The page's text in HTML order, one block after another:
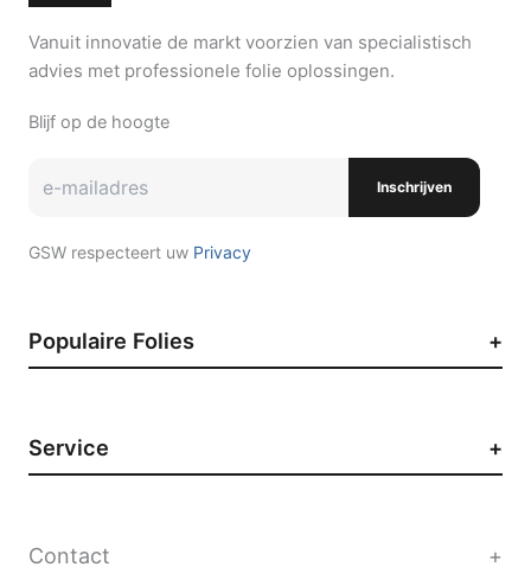
Vanuit innovatie de markt voorzien van specialistisch
advies met professionele folie oplossingen.
Blijf op de hoogte
Inschrijven
GSW respecteert uw Privacy
Populaire Folies
Paint Protection Film
Service
Vacatures
Contact